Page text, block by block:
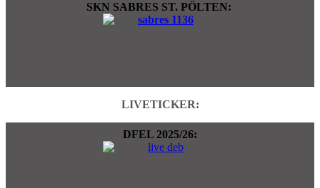
SKN SABRES ST. PÖLTEN:
LIVETICKER:
DFEL 2025/26: